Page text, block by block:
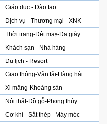
Giáo dục - Đào tạo
Dịch vụ - Thương mại - XNK
Thời trang-Dệt may-Da giày
Khách sạn - Nhà hàng
Du lịch - Resort
Giao thông-Vận tải-Hàng hải
Xi măng-Khoáng sản
Nội thất-Đồ gỗ-Phong thủy
Cơ khí - Sắt thép - Máy móc